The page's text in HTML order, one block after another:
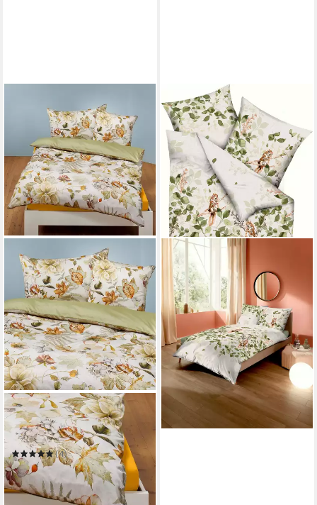
TRAUMSCHLAF
Bettwäsche Herbst
155 x 220 cm B/L
(4)
59,99 € 89,95 €
-33%
in 2-3 Werktagen bei dir
KAEPPEL
Bettwäsche Eichkätzchen
135 x 200 cm
B/L
ab 49,95 €
in 8-10 Werktagen bei dir